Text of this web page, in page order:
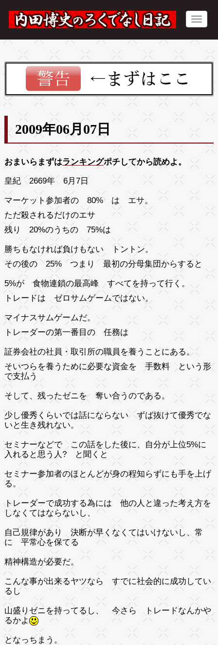
2009年06月07日
おまいらまずはランキングポチしてから読めよ。
皇紀 2669年 6月7日
マーケット参加者の 80% は エサ。
ただ殺されるだけのエサ
残り 20%のうちの 75%は
勝ちもなければ負けもない トントン。
その後の 25% つまり 最初の分母集団からすると
5%が 食物連鎖の最高峰 すべてを持って行く。
トレードは ゼロサムゲームではない。
マイナスサムゲームだ。
トレーダーの第一番目の 任務は
証券会社の社員・取引所の職員を養うことにある。
そいつらを養うために必要な資金を 手数料 という形
で支払う
そして、残ったゼニを 奪い合うのである。
少し優秀くらいでは話にならない ずば抜けて優秀でな
いと生き残れない。
セミナーなどで この話をした後に、自分が上位5%に
入れると思う人? と聞くと
セミナー参加者のほとんどが身の程知らずにも手を上げ
る。
トレーダーで成功する為には 他の人と違った考え方を
しなくてはならないし、
自己規律があり 決断が早くなくてはいけないし、常
に 平常心を保てる
精神構造が必要だ。
こんな事が出来るヤツなら すでに社会的に成功してい
るし
山盛りゼニを持ってるし、 今さら トレードなんかや
るかよ
となっちまう。